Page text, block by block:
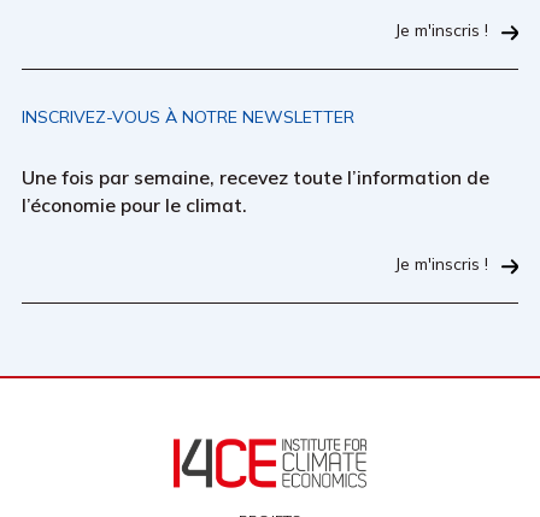
Je m'inscris !
INSCRIVEZ-VOUS À NOTRE NEWSLETTER
Une fois par semaine, recevez toute l’information de
l’économie pour le climat.
Je m'inscris !